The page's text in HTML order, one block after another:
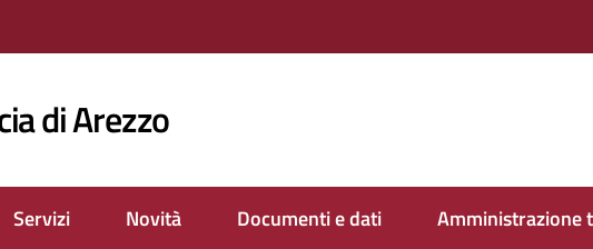
di Arezzo
Servizi Novità Documenti e dati Amministrazione